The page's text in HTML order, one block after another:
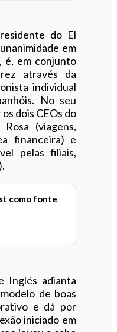
do El
em
é, em conjunto
através da
individual
No seu
dois CEOs do
(viagens,
financeira) e
pelas filiais,
como fonte
Inglés adianta
de boas
e dá por
iniciado em